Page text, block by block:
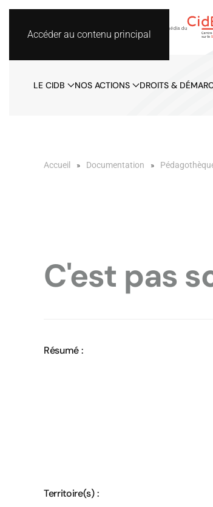
Accéder au contenu principal
LE CIDB NOS ACTIONS DROITS &
Accueil Documentation
C'est pas
Résumé :
Territoire(s) :